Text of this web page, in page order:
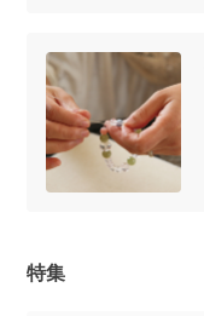
特集